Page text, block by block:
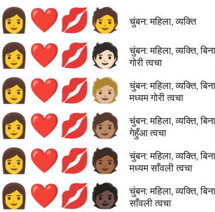
👩‍❤️‍💋‍🧑 चुंबन: महिला, व्यक्ति
👩‍❤️‍💋‍🧑🏻
चुंबन: महिला, व्यक्ति,
गोरी त्वचा
👩‍❤️‍💋‍🧑🏼
चुंबन: महिला, व्यक्ति,
मध्यम गोरी त्वचा
👩‍❤️‍💋‍🧑🏽
चुंबन: महिला, व्यक्ति,
गेहुँआ त्वचा
👩‍❤️‍💋‍🧑🏾
चुंबन: महिला, व्यक्ति,
मध्यम साँवली त्वचा
👩‍❤️‍💋‍🧑🏿
चुंबन: महिला, व्यक्ति,
साँवली त्वचा